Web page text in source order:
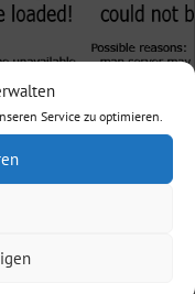
Service zu optimieren.